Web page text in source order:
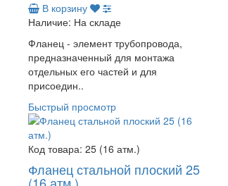
В корзину
Наличие: На складе
Фланец - элемент трубопровода,
предназначенный для монтажа
отдельных его частей и для
присоедин..
Быстрый просмотр
Код товара: 25 (16 атм.)
Фланец стальной плоский 25